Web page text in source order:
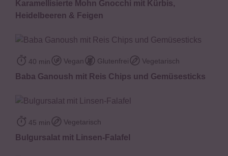
Karamellisierte Mohn Gnocchi mit Kürbis,
Heidelbeeren & Feigen
40 min Vegan Glutenfrei Vegetarisch
Baba Ganoush mit Reis Chips und Gemüsesticks
45 min Vegetarisch
Bulgursalat mit Linsen-Falafel